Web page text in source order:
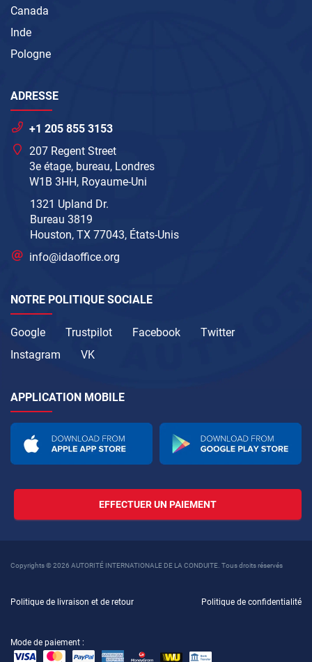
Canada
Inde
Pologne
ADRESSE
+1 205 855 3153
207 Regent Street
3e étage, bureau, Londres
W1B 3HH, Royaume-Uni
1321 Upland Dr.
Bureau 3819
Houston, TX 77043, États-Unis
info@idaoffice.org
NOTRE POLITIQUE SOCIALE
Google Trustpilot Facebook
Twitter
Instagram
VK
APPLICATION MOBILE
EFFECTUER UN PAIEMENT
Copyrights © 2026 AUTORITÉ INTERNATIONALE DE LA CONDUITE. Tous droits réservés
Politique de livraison et de retour Politique de confidentialité
Mode de paiement :